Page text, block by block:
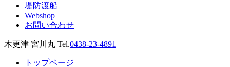
堤防渡船
Webshop
お問い合わせ
木更津 宮川丸 Tel.0438-23-4891
トップページ